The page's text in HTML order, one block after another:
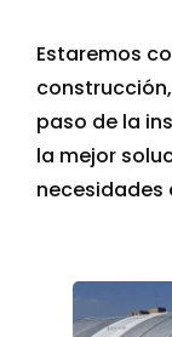
Estaremos
paso de la
la mejor
necesidades